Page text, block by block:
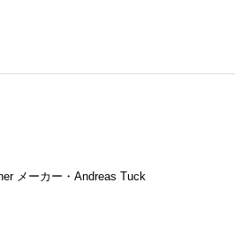
メーカー・Andreas Tuck